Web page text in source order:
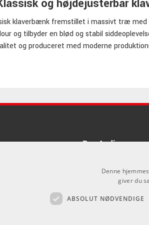
og højdejusterbar
klaverbænk fremstillet i massivt træ
og tilbyder en blød og stabil
og produceret med moderne
en robust dobbeltsakse­mekanisme, som
at finde en ergonomisk spilleposition for
sæde i sort velour
Pro Audio
Denne
giver du
ABSOLUT NØDVENDIGE